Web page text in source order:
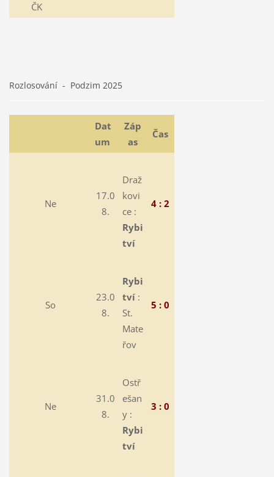
ČK
Rozlosování - Podzim 2025
Dat
um
Záp
as
Čas
Ne
17.0
8.
Draž
kovi
ce :
Rybi
tví
4 : 2
So
23.0
8.
Rybi
tví:
St.
Mate
řov
5 : 0
Ne
31.0
8.
Ostř
ešan
y :
Rybi
tví
3 : 0